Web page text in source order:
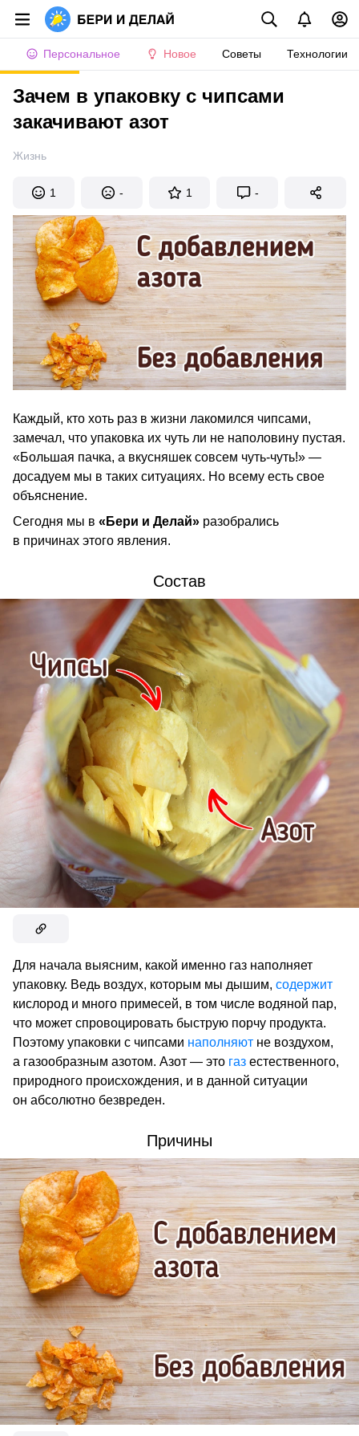
Персональное Новое Советы Технологии
Зачем в упаковку с чипсами
закачивают азот
Жизнь
1 - 1 -
Каждый, кто хоть раз в жизни лакомился чипсами,
замечал, что упаковка их чуть ли не наполовину пустая.
«Большая пачка, а вкусняшек совсем чуть-чуть!» —
досадуем мы в таких ситуациях. Но всему есть свое
объяснение.
Сегодня мы в «Бери и Делай» разобрались
в причинах этого явления.
Состав
Для начала выясним, какой именно газ наполняет
упаковку. Ведь воздух, которым мы дышим, содержит
кислород и много примесей, в том числе водяной пар,
что может спровоцировать быструю порчу продукта.
Поэтому упаковки с чипсами наполняют не воздухом,
а газообразным азотом. Азот — это газ естественного,
природного происхождения, и в данной ситуации
он абсолютно безвреден.
Причины